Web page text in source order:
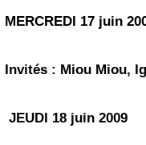
MERCREDI 17 juin
Invités : Miou Miou,
JEUDI 18 juin 2009